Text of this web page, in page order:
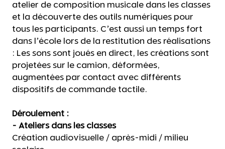
atelier de composition musicale dans les classes
et la découverte des outils numériques pour
tous les participants. C’est aussi un temps fort
dans l’école lors de la restitution des réalisations
: Les sons sont joués en direct, les créations sont
projetées sur le camion, déformées,
augmentées par contact avec différents
dispositifs de commande tactile.
Déroulement :
- Ateliers dans les classes
Création audiovisuelle / après-midi / milieu